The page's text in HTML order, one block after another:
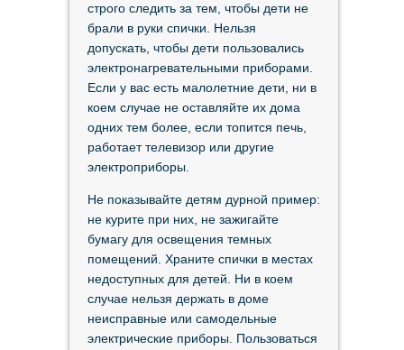
строго следить за тем, чтобы дети не
брали в руки спички. Нельзя
допускать, чтобы дети пользовались
электронагревательными приборами.
Если у вас есть малолетние дети, ни в
коем случае не оставляйте их дома
одних тем более, если топится печь,
работает телевизор или другие
электроприборы.
Не показывайте детям дурной пример:
не курите при них, не зажигайте
бумагу для освещения темных
помещений. Храните спички в местах
недоступных для детей. Ни в коем
случае нельзя держать в доме
неисправные или самодельные
электрические приборы. Пользоваться